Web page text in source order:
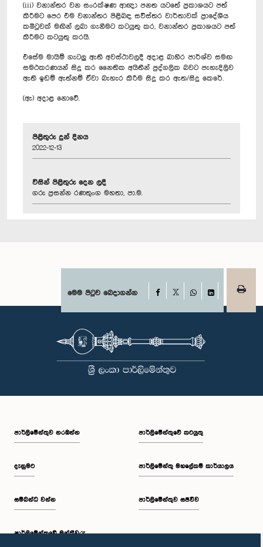
(iii) වනාන්තර වන සංරක්ෂණ ආඥා පනත යටතේ ප්‍රකාශයට පත්
කිරීමට පෙර එම වනාන්තර පිළිබඳ සවිස්තර වාර්තාවක් ප්‍රාදේශීය
‍කමිටුවක් මඟින් ලබා ගැනීමට කටයුතු කර, වනාන්තර ප්‍රකාශයට පත්
කිරීමට කටයුතු කරයි.
එසේම මායිම් ගැටලු ඇති අවස්ථාවලදී අදාළ බාහිර පාර්ශ්ව සමඟ
සමථකරණයන් සිදු කර නෛතික අයිතීන් පුද්ගලික බවට පැහැදිලිව
ඇති ඉඩම් ඇත්නම් ඒවා බැහැර කිරීම සිදු කර ඇත/සිදු කෙරේ.
(ඇ) අදාළ ‍නොවේ.
පිළිතුරු දුන් දිනය
2022-12-13
විසින් පිළිතුරු දෙන ලදී
ගරු ප්‍රසන්න රණතුංග මහතා, පා.ම.
මෙම පිටුව බෙදාගන්න Facebook
WhatsAppLinkedIn
පාර්ලි‌මේන්තුව නරඹන්න
දැනුමට
සම්බන්ධ වන්න
පාර්ලි‌මේන්තුවේ මන්ත්‍රීවරු
පාර්ලිමේන්තුවේ කටයුතු
පාර්ලිමේන්තු මහලේකම් කාර්යාලය
පාර්ලිමේන්තුව සජීවීව